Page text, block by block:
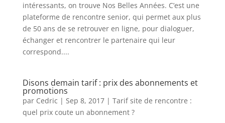
intéressants, on trouve Nos Belles Années. C’est une
plateforme de rencontre senior, qui permet aux plus
de 50 ans de se retrouver en ligne, pour dialoguer,
échanger et rencontrer le partenaire qui leur
correspond....
Disons demain tarif : prix des abonnements et
promotions
par Cedric | Sep 8, 2017| Tarif site de rencontre :
quel prix coute un abonnement ?